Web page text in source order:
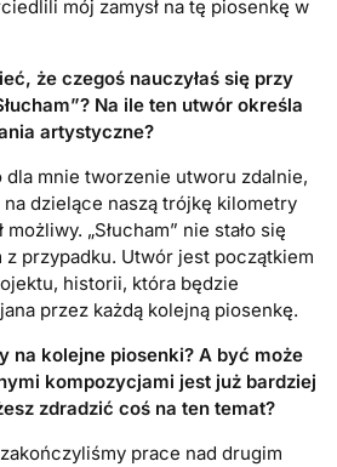
mój zamysł na tę piosenkę w
że czegoś nauczyłaś się przy
Na ile ten utwór określa
artystyczne?
dla mnie tworzenie utworu zdalnie,
na dzielące naszą trójkę kilometry
„Słucham” nie stało się
przypadku. Utwór jest początkiem
historii, która będzie
przez każdą kolejną piosenkę.
na kolejne piosenki? A być może
kompozycjami jest już bardziej
zdradzić coś na ten temat?
prace nad drugim